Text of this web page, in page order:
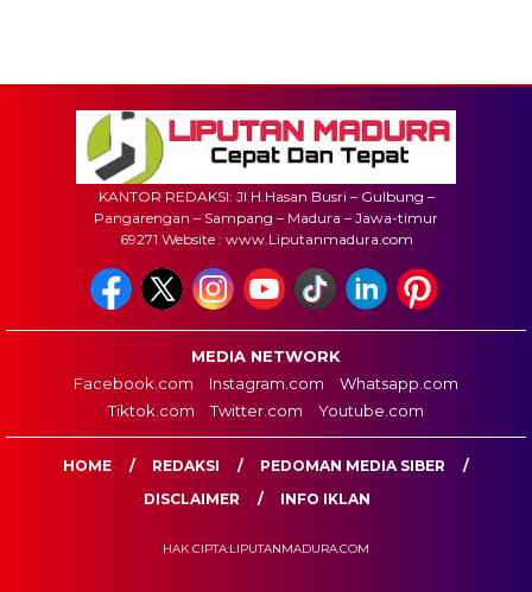
KANTOR REDAKSI: Jl H.Hasan Busri – Gulbung –
Pangarengan – Sampang – Madura – Jawa-timur
69271 Website : www.Liputanmadura.com
MEDIA NETWORK
Facebook.com
Instagram.com
Whatsapp.com
Tiktok.com
Twitter.com Youtube.com
HOME REDAKSI
PEDOMAN MEDIA SIBER
DISCLAIMER
INFO IKLAN
HAK CIPTA:LIPUTANMADURA.COM